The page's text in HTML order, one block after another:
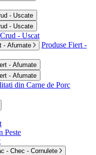
- Uscate
- Uscate
- Uscat
- Afumate
Produse Fiert -
- Afumate
- Afumate
din Carne de Porc
Peste
- Chec - Cornulete